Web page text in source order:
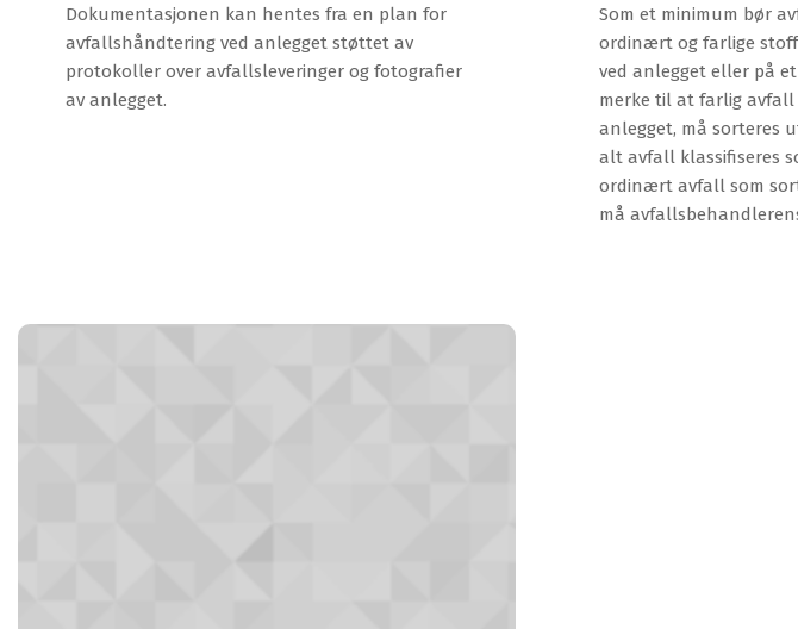
Dokumentasjonen kan hentes fra en plan for
avfallshåndtering ved anlegget støttet av
protokoller over avfallsleveringer og fotografier
av anlegget.
Som et minimum bør
ordinært og farlige
ved anlegget eller på
merke til at farlig avfall
anlegget, må sorteres
alt avfall klassifiseres
ordinært avfall som
må